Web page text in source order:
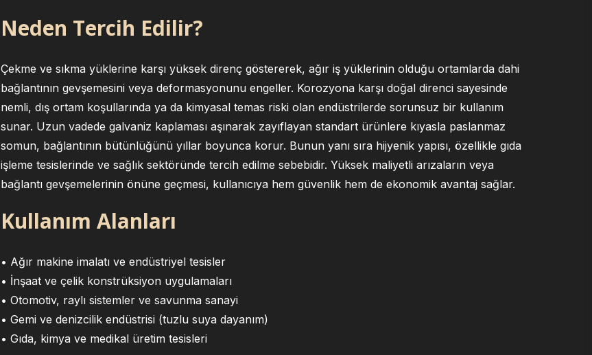
Neden Tercih Edilir?
Çekme ve sıkma yüklerine karşı yüksek direnç göstererek, ağır iş yüklerinin olduğu ortamlarda dahi
bağlantının gevşemesini veya deformasyonunu engeller. Korozyona karşı doğal direnci sayesinde
nemli, dış ortam koşullarında ya da kimyasal temas riski olan endüstrilerde sorunsuz bir kullanım
sunar. Uzun vadede galvaniz kaplaması aşınarak zayıflayan standart ürünlere kıyasla paslanmaz
somun, bağlantının bütünlüğünü yıllar boyunca korur. Bunun yanı sıra hijyenik yapısı, özellikle gıda
işleme tesislerinde ve sağlık sektöründe tercih edilme sebebidir. Yüksek maliyetli arızaların veya
bağlantı gevşemelerinin önüne geçmesi, kullanıcıya hem güvenlik hem de ekonomik avantaj sağlar.
Kullanım Alanları
• Ağır makine imalatı ve endüstriyel tesisler
• İnşaat ve çelik konstrüksiyon uygulamaları
• Otomotiv, raylı sistemler ve savunma sanayi
• Gemi ve denizcilik endüstrisi (tuzlu suya dayanım)
• Gıda, kimya ve medikal üretim tesisleri